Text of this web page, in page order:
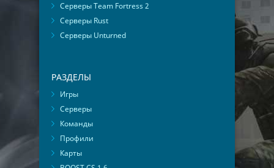
Серверы Team Fortress 2
Серверы Rust
Серверы Unturned
РАЗДЕЛЫ
Игры
Серверы
Команды
Профили
Карты